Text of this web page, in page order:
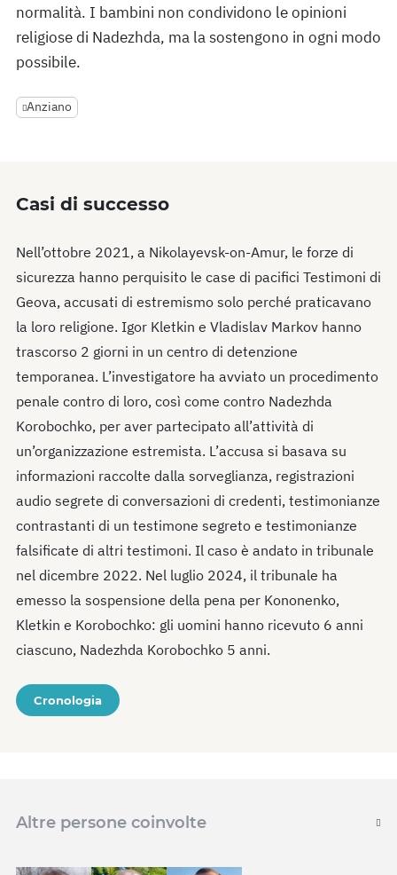
normalità. I bambini non condividono le opinioni
religiose di Nadezhda, ma la sostengono in ogni modo
possibile.
Anziano
Casi di successo
Nell’ottobre 2021, a Nikolayevsk-on-Amur, le forze di
sicurezza hanno perquisito le case di pacifici Testimoni di
Geova, accusati di estremismo solo perché praticavano
la loro religione. Igor Kletkin e Vladislav Markov hanno
trascorso 2 giorni in un centro di detenzione
temporanea. L’investigatore ha avviato un procedimento
penale contro di loro, così come contro Nadezhda
Korobochko, per aver partecipato all’attività di
un’organizzazione estremista. L’accusa si basava su
informazioni raccolte dalla sorveglianza, registrazioni
audio segrete di conversazioni di credenti, testimonianze
contrastanti di un testimone segreto e testimonianze
falsificate di altri testimoni. Il caso è andato in tribunale
nel dicembre 2022. Nel luglio 2024, il tribunale ha
emesso la sospensione della pena per Kononenko,
Kletkin e Korobochko: gli uomini hanno ricevuto 6 anni
ciascuno, Nadezhda Korobochko 5 anni.
Cronologia
Altre persone coinvolte